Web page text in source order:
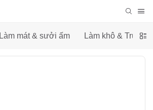
Làm mát & sưởi ấm Làm khô & Truyền